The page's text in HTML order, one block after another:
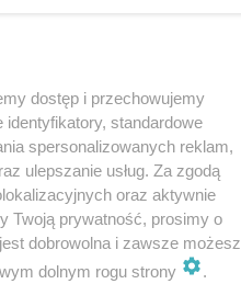
dostęp i przechowujemy
standardowe
spersonalizowanych reklam,
ulepszanie usług. Za zgodą
oraz aktywnie
Twoją prywatność, prosimy o
dobrowolna i zawsze możesz
dolnym rogu strony
.